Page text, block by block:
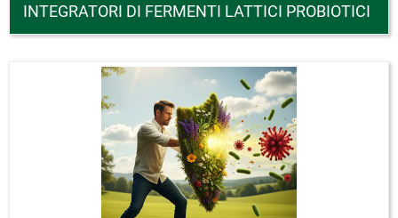
INTEGRATORI DI FERMENTI LATTICI PROBIOTICI